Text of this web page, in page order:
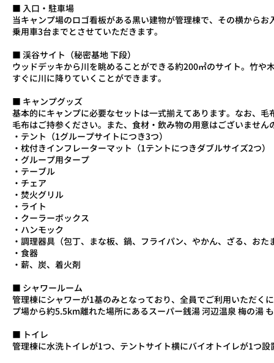
■ 入口・駐車場
当キャンプ場のロゴ看板がある黒い建物が管理棟で、その横から
乗用車3台までとさせていただきます。
■ ​渓谷サイト（秘密基地 下段）
ウッドデッキから川を眺めることができる約200㎡のサイト。竹や
すぐに川に降りていくことができます。
■ キャンプグッズ
基本的にキャンプに必要なセットは一式揃えてあります。なお、
毛布はご持参ください。また、食材・飲み物の用意はございませ
​・テント（1グループサイトにつき3つ）
・枕付きインフレーターマット（1テントにつきダブルサイズ2つ）
・グループ用タープ
・テーブル
・チェア
・焚火グリル
・ライト
・クーラーボックス
・ハンモック
・調理器具（包丁、まな板、鍋、フライパン、やかん、ざる、おた
・食器
・薪、炭、着火剤
■ シャワールーム
管理棟にシャワーが1基のみとなっており、全員でご利用いただく
プ場から約5.5km離れた場所にあるスーパー銭湯 河辺温泉 梅の湯
■ トイレ
管理棟に水洗トイレが1つ、テントサイト横にバイオトイレが1つ設